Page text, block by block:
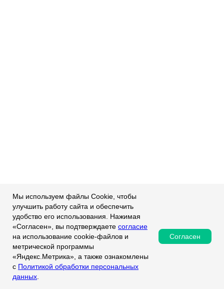
Мы используем файлы Cookie, чтобы
улучшить работу сайта и обеспечить
удобство его использования. Нажимая
«Согласен», вы подтверждаете согласие
на использование cookie-файлов и
метрической программы
«Яндекс.Метрика», а также ознакомлены
с Политикой обработки персональных
данных
Согласен